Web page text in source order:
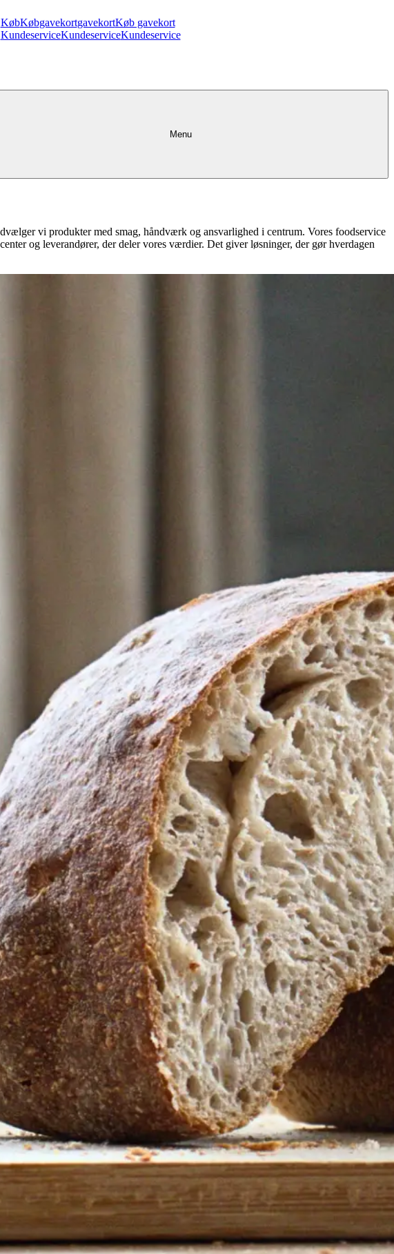
KøbKøbgavekortgavekortKøb gavekort
KundeserviceKundeserviceKundeservice
Menu
vi produkter med smag, håndværk og ansvarlighed i centrum. Vores foodservice
og leverandører, der deler vores værdier. Det giver løsninger, der gør hverdagen